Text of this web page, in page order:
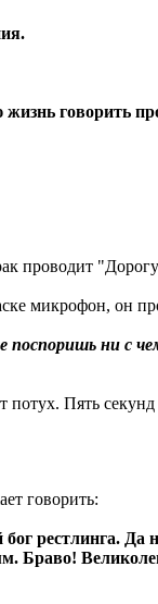
говорить
проводит
микрофон, он
поспоришь ни с
потух. Пять секунд
говорить:
рестлинга. Да
Браво!